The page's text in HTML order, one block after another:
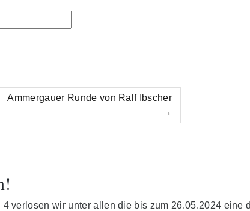
Ammergauer Runde von Ralf Ibscher
verlosen wir unter allen die bis zum 26.05.2024 eine